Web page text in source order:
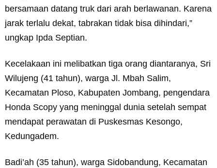
bersamaan datang truk dari arah berlawanan. Karena
jarak terlalu dekat, tabrakan tidak bisa dihindari,”
ungkap Ipda Septian.
Kecelakaan ini melibatkan tiga orang diantaranya, Sri
Wilujeng (41 tahun), warga Jl. Mbah Salim,
Kecamatan Ploso, Kabupaten Jombang, pengendara
Honda Scopy yang meninggal dunia setelah sempat
mendapat perawatan di Puskesmas Kesongo,
Kedungadem.
Badi’ah (35 tahun), warga Sidobandung, Kecamatan